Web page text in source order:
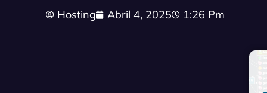
Hosting Abril 4, 2025 1:26 Pm